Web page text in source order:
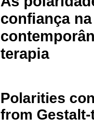
confiança
terapia
Polarities
from